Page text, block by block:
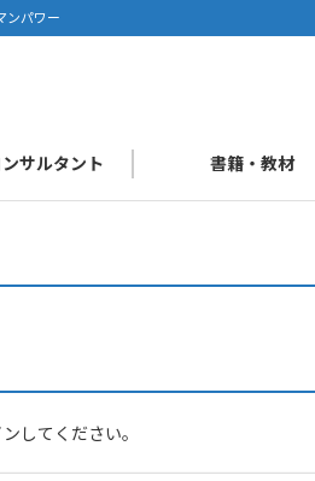
ンパワー
サルタント 書籍・教材
してください。